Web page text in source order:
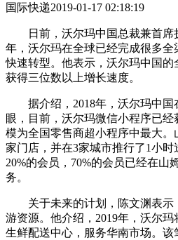
国际快递2019-01-17 02:18:19
日前，沃尔玛中国总裁兼首席
年，沃尔玛在全球已经完成很多
快速转型。他表示，沃尔玛中国的
获得三位数以上增长速度。
据介绍，2018年，沃尔玛中国
眼，目前，沃尔玛微信小程序已
模为全国零售商超小程序中最大
家门店，并在3家城市推行了1小
20%的会员，70%的会员已经在山
务。
关于未来的计划，陈文渊表示
游资源。他介绍，2019年，沃尔
生鲜配送中心，服务华南市场。